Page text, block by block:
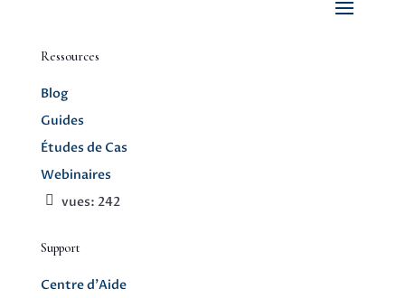
Ressources
Blog
Guides
Études de Cas
Webinaires
vues: 242
Support
Centre d’Aide